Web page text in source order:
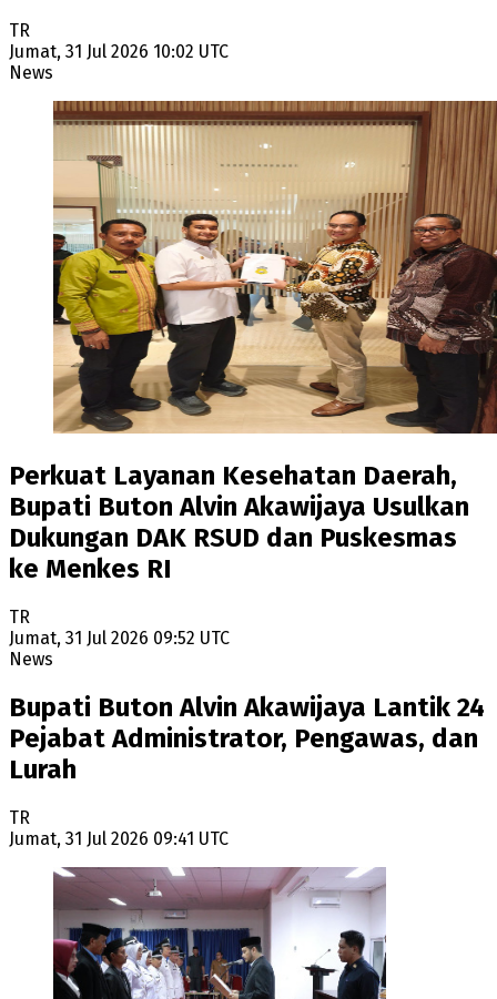
TR
Jumat, 31 Jul 2026 10:02 UTC
News
Perkuat Layanan Kesehatan Daerah,
Bupati Buton Alvin Akawijaya Usulkan
Dukungan DAK RSUD dan Puskesmas
ke Menkes RI
TR
Jumat, 31 Jul 2026 09:52 UTC
News
Bupati Buton Alvin Akawijaya Lantik 24
Pejabat Administrator, Pengawas, dan
Lurah
TR
Jumat, 31 Jul 2026 09:41 UTC